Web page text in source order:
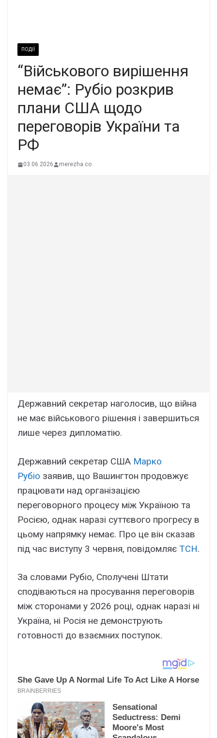
ПОДІЇ
“Військового вирішення
немає”: Рубіо розкрив
плани США щодо
переговорів України та
РФ
03.06.2026 merezha.co
Державний секретар наголосив, що війна
не має військового рішення і завершиться
лише через дипломатію.
Державний секретар США Марко
Рубіо заявив, що Вашингтон продовжує
працювати над організацією
переговорного процесу між Україною та
Росією, однак наразі суттєвого прогресу в
цьому напрямку немає. Про це він сказав
під час виступу 3 червня, повідомляє ТСН.
За словами Рубіо, Сполучені Штати
сподіваються на просування переговорів
між сторонами у 2026 році, однак наразі ні
Україна, ні Росія не демонструють
готовності до взаємних поступок.